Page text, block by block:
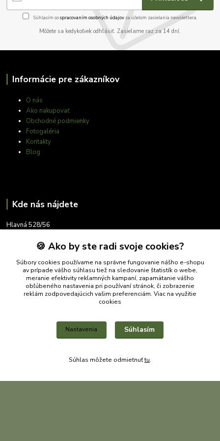
Súhlasím sospracovaním osobných údajov za účelom zasielania newslettera.
Môžete sa kedykoľvek odhlásiť. Zasielame raz za 14 dní.
Informácie pre zákazníkov
O nás
Ako nakupovať
Obchodné podmienky
Fotogaléria
Kontakty
Blog
Kde nás nájdete
Hlavná 528/56
038 04 Bystrička
okres Martin
Kontakty
fatralovshop@gmail.com
🍪 Ako by ste radi svoje cookies?
Súbory cookies používame na správne fungovanie nášho e-shopu
av prípade vášho súhlasu tiež na sledovanie štatistík o webe,
meranie efektivity reklamných kampaní, zapamätanie vášho
obľúbeného nastavenia pri používaní stránok, či zobrazenie
reklám zodpovedajúcich vašim preferenciám. Viac na využitie
cookies
Nastavenia Súhlasím
Súhlas môžete odmietnuťtu.